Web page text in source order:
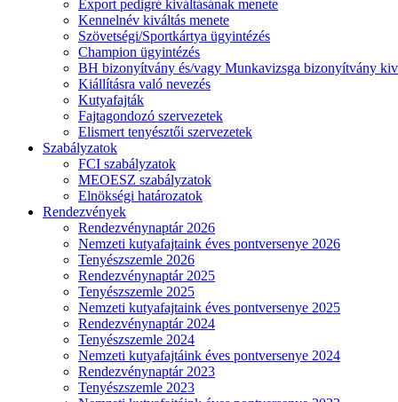
Export pedigré kiváltásának menete
Kennelnév kiváltás menete
Szövetségi/Sportkártya ügyintézés
Champion ügyintézés
BH bizonyítvány és/vagy Munkavizsga bizonyítvány
Kiállításra való nevezés
Kutyafajták
Fajtagondozó szervezetek
Elismert tenyésztői szervezetek
Szabályzatok
FCI szabályzatok
MEOESZ szabályzatok
Elnökségi határozatok
Rendezvények
Rendezvénynaptár 2026
Nemzeti kutyafajtaink éves pontversenye 2026
Tenyészszemle 2026
Rendezvénynaptár 2025
Tenyészszemle 2025
Nemzeti kutyafajtaink éves pontversenye 2025
Rendezvénynaptár 2024
Tenyészszemle 2024
Nemzeti kutyafajtáink éves pontversenye 2024
Rendezvénynaptár 2023
Tenyészszemle 2023